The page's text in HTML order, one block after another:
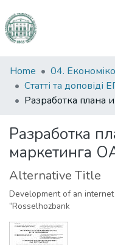
Communities
&
Collections
Statistics
Home
Статті та доповіді
Разработка
маркетинга
Alternative Title
Development of an
“Rosselhozbank